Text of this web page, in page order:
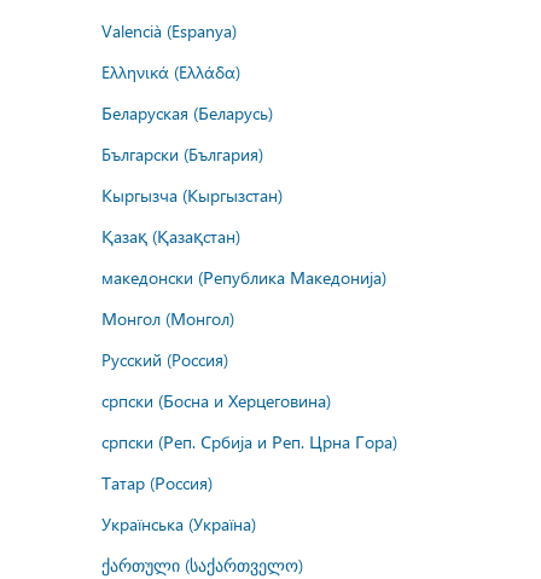
Valencià (Espanya)
Ελληνικά (Ελλάδα)
Беларуская (Беларусь)
Български (България)
Кыргызча (Кыргызстан)
Қазақ (Қазақстан)
македонски (Република Македонија)
Монгол (Монгол)
Русский (Россия)
српски (Босна и Херцеговина)
српски (Реп. Србија и Реп. Црна Гора)
Татар (Россия)
Українська (Україна)
ქართული (საქართველო)